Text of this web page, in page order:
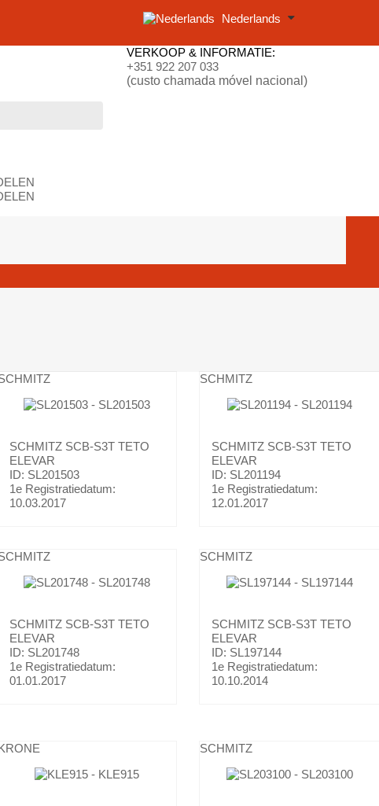
Nederlands
VERKOOP & INFORMATIE:
+351 922 207 033
(custo chamada móvel nacional)
SCHMITZ SCB-S3T TETO
ELEVAR
ID: SL201503
1e Registratiedatum:
10.03.2017
SCHMITZ
SCHMITZ SCB-S3T TETO
ELEVAR
ID: SL201194
1e Registratiedatum:
12.01.2017
SCHMITZ SCB-S3T TETO
ELEVAR
ID: SL201748
1e Registratiedatum:
01.01.2017
SCHMITZ
SCHMITZ SCB-S3T TETO
ELEVAR
ID: SL197144
1e Registratiedatum:
10.10.2014
SCHMITZ